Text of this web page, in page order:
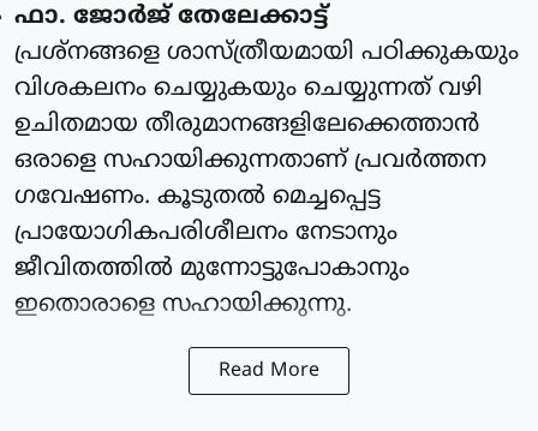
ഫാ. ജോര്‍ജ് തേലേക്കാട്ട്‌
പ്രശ്നങ്ങളെ ശാസ്ത്രീയമായി പഠിക്കുകയും
വിശകലനം ചെയ്യുകയും ചെയ്യുന്നത് വഴി
ഉചിതമായ തീരുമാനങ്ങളിലേക്കെത്താൻ
ഒരാളെ സഹായിക്കുന്നതാണ് പ്രവർത്തന
ഗവേഷണം. കൂടുതൽ മെച്ചപ്പെട്ട
പ്രായോഗികപരിശീലനം നേടാനും
ജീവിതത്തിൽ മുന്നോട്ടുപോകാനും
ഇതൊരാളെ സഹായിക്കുന്നു.
Read More